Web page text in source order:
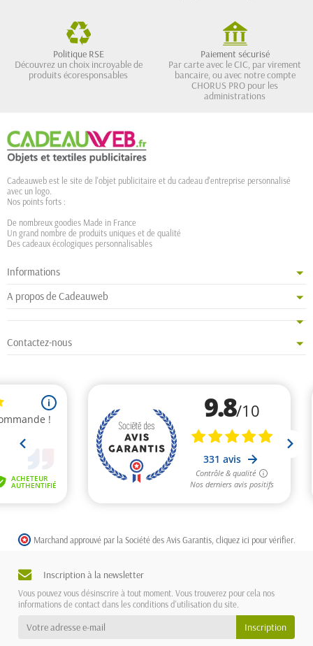
Politique RSE
Découvrez un choix incroyable de
produits écoresponsables
Paiement sécurisé
Par carte avec le CIC, par virement
bancaire, ou avec notre compte
CHORUS PRO pour les
administrations
Cadeauweb est le site de l'objet publicitaire et du cadeau d'entreprise personnalisé
avec un logo.
Nos points forts :
De nombreux goodies Made in France
Un grand nombre de produits uniques et de qualité
Des cadeaux écologiques personnalisables
Informations
A propos de Cadeauweb
Contactez-nous
Marchand approuvé par la Société des Avis Garantis, cliquez ici pour vérifier
Inscription à la newsletter
Vous pouvez vous désinscrire à tout moment. Vous trouverez pour cela nos
informations de contact dans les conditions d'utilisation du site.